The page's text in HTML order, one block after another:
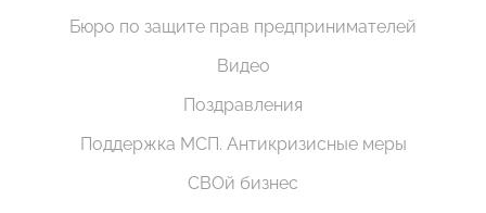
Бюро по защите прав предпринимателей
Видео
Поздравления
Поддержка МСП. Антикризисные меры
СВОй бизнес